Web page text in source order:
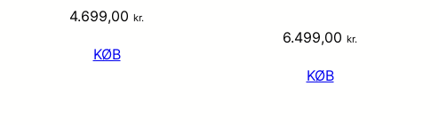
4.699,00 kr.
KØB
6.499,00 kr.
KØB